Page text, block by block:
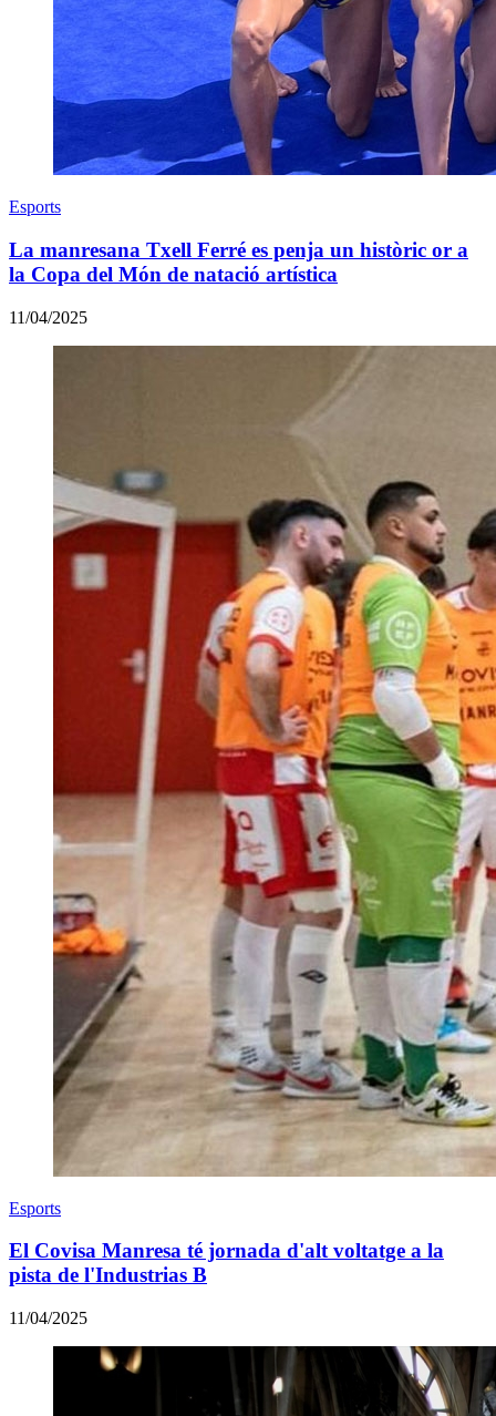
Esports
La manresana Txell Ferré es penja un històric or a
la Copa del Món de natació artística
11/04/2025
Esports
El Covisa Manresa té jornada d'alt voltatge a la
pista de l'Industrias B
11/04/2025